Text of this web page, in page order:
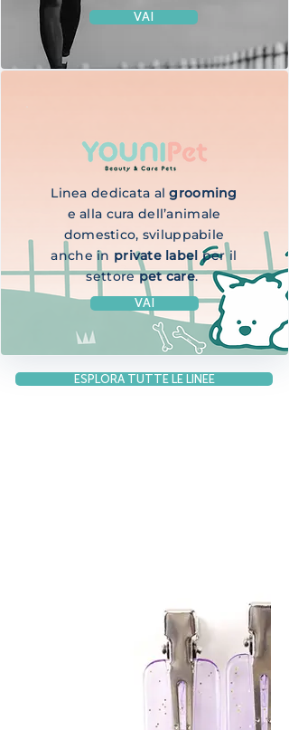
VAI
Linea dedicata algrooming
e alla cura dell’animale
domestico, sviluppabile
anche in private label per il
settorepet care.
VAI
ESPLORA TUTTE LE LINEE